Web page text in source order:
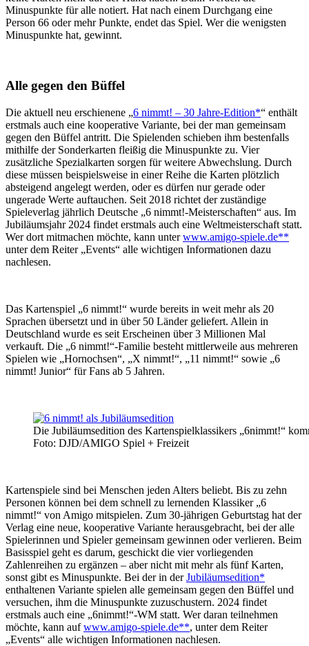
Minuspunkte für alle notiert. Hat nach einem Durchgang eine
Person 66 oder mehr Punkte, endet das Spiel. Wer die wenigsten
Minuspunkte hat, gewinnt.
Alle gegen den Büffel
Die aktuell neu erschienene „6 nimmt! – 30 Jahre-Edition*“ enthält
erstmals auch eine kooperative Variante, bei der man gemeinsam
gegen den Büffel antritt. Die Spielenden schieben ihm bestenfalls
mithilfe der Sonderkarten fleißig die Minuspunkte zu. Vier
zusätzliche Spezialkarten sorgen für weitere Abwechslung. Durch
diese müssen beispielsweise in einer Reihe die Karten plötzlich
absteigend angelegt werden, oder es dürfen nur gerade oder
ungerade Werte auftauchen. Seit 2018 richtet der zuständige
Spieleverlag jährlich Deutsche „6 nimmt!-Meisterschaften“ aus. Im
Jubiläumsjahr 2024 findet erstmals auch eine Weltmeisterschaft statt.
Wer dort mitmachen möchte, kann unterwww.amigo-spiele.de**
unter dem Reiter „Events“ alle wichtigen Informationen dazu
nachlesen.
Das Kartenspiel „6 nimmt!“ wurde bereits in weit mehr als 20
Sprachen übersetzt und in über 50 Länder geliefert. Allein in
Deutschland wurde es seit Erscheinen über 3 Millionen Mal
verkauft. Die „6 nimmt!“-Familie besteht mittlerweile aus mehreren
Spielen wie „Hornochsen“, „X nimmt!“, „11 nimmt!“ sowie „6
nimmt! Junior“ für Fans ab 5 Jahren.
Die Jubiläumsedition des Kartenspielklassikers „6nimmt!“
Foto: DJD/AMIGO Spiel + Freizeit
Kartenspiele sind bei Menschen jeden Alters beliebt. Bis zu zehn
Personen können bei dem schnell zu lernenden Klassiker „6
nimmt!“ von Amigo mitspielen. Zum 30-jährigen Geburtstag hat der
Verlag eine neue, kooperative Variante herausgebracht, bei der alle
Spielerinnen und Spieler gemeinsam gewinnen oder verlieren. Beim
Basisspiel geht es darum, geschickt die vier vorliegenden
Zahlenreihen zu ergänzen – aber nicht mit mehr als fünf Karten,
sonst gibt es Minuspunkte. Bei der in derJubiläumsedition*
enthaltenen Variante spielen alle gemeinsam gegen den Büffel und
versuchen, ihm die Minuspunkte zuzuschustern. 2024 findet
erstmals auch eine „6nimmt!“-WM statt. Wer daran teilnehmen
möchte, kann aufwww.amigo-spiele.de**, unter dem Reiter
„Events“ alle wichtigen Informationen nachlesen.